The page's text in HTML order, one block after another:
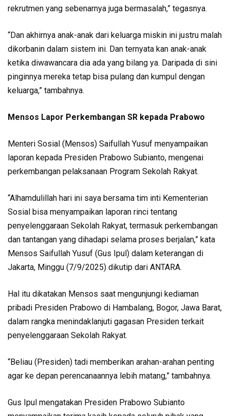
rekrutmen yang sebenarnya juga bermasalah,” tegasnya.
“Dan akhirnya anak-anak dari keluarga miskin ini justru malah
dikorbanin dalam sistem ini. Dan ternyata kan anak-anak
ketika diwawancara dia ada yang bilang ya. Daripada di sini
pinginnya mereka tetap bisa pulang dan kumpul dengan
keluarga,” tambahnya.
Mensos Lapor Perkembangan SR kepada Prabowo
Menteri Sosial (Mensos) Saifullah Yusuf menyampaikan
laporan kepada Presiden Prabowo Subianto, mengenai
perkembangan pelaksanaan Program Sekolah Rakyat.
“Alhamdulillah hari ini saya bersama tim inti Kementerian
Sosial bisa menyampaikan laporan rinci tentang
penyelenggaraan Sekolah Rakyat, termasuk perkembangan
dan tantangan yang dihadapi selama proses berjalan,” kata
Mensos Saifullah Yusuf (Gus Ipul) dalam keterangan di
Jakarta, Minggu (7/9/2025) dikutip dari ANTARA.
Hal itu dikatakan Mensos saat mengunjungi kediaman
pribadi Presiden Prabowo di Hambalang, Bogor, Jawa Barat,
dalam rangka menindaklanjuti gagasan Presiden terkait
penyelenggaraan Sekolah Rakyat.
“Beliau (Presiden) tadi memberikan arahan-arahan penting
agar ke depan perencanaannya lebih matang,” tambahnya.
Gus Ipul mengatakan Presiden Prabowo Subianto